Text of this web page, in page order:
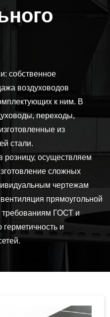
собственное
воздуховодов
к ним. В
переходы,
из
стали.
розницу, осуществляем
сложных
чертежам
прямоугольной
требованиям ГОСТ и
и